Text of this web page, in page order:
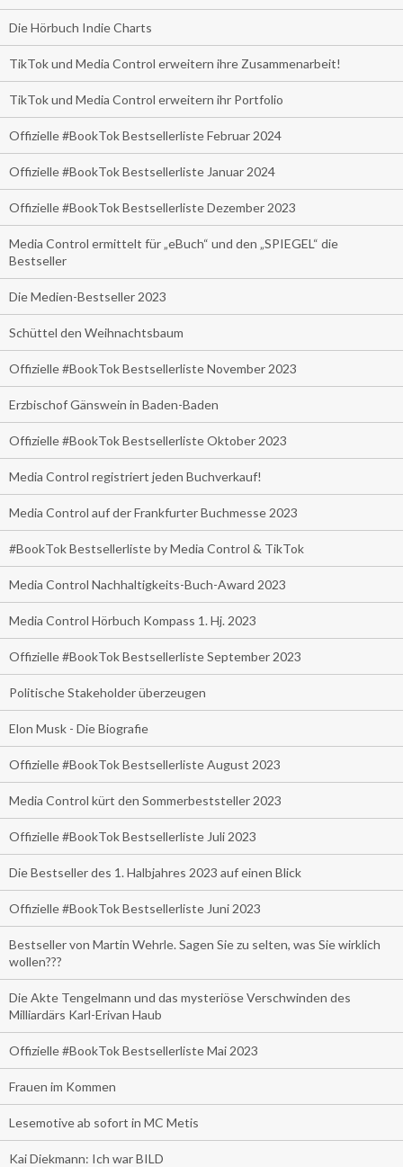
Die Hörbuch Indie Charts
TikTok und Media Control erweitern ihre Zusammenarbeit!
TikTok und Media Control erweitern ihr Portfolio
Offizielle #BookTok Bestsellerliste Februar 2024
Offizielle #BookTok Bestsellerliste Januar 2024
Offizielle #BookTok Bestsellerliste Dezember 2023
Media Control ermittelt für „eBuch“ und den „SPIEGEL“ die
Bestseller
Die Medien-Bestseller 2023
Schüttel den Weihnachtsbaum
Offizielle #BookTok Bestsellerliste November 2023
Erzbischof Gänswein in Baden-Baden
Offizielle #BookTok Bestsellerliste Oktober 2023
Media Control registriert jeden Buchverkauf!
Media Control auf der Frankfurter Buchmesse 2023
#BookTok Bestsellerliste by Media Control & TikTok
Media Control Nachhaltigkeits-Buch-Award 2023
Media Control Hörbuch Kompass 1. Hj. 2023
Offizielle #BookTok Bestsellerliste September 2023
Politische Stakeholder überzeugen
Elon Musk - Die Biografie
Offizielle #BookTok Bestsellerliste August 2023
Media Control kürt den Sommerbeststeller 2023
Offizielle #BookTok Bestsellerliste Juli 2023
Die Bestseller des 1. Halbjahres 2023 auf einen Blick
Offizielle #BookTok Bestsellerliste Juni 2023
Bestseller von Martin Wehrle. Sagen Sie zu selten, was Sie wirklich
wollen???
Die Akte Tengelmann und das mysteriöse Verschwinden des
Milliardärs Karl-Erivan Haub
Offizielle #BookTok Bestsellerliste Mai 2023
Frauen im Kommen
Lesemotive ab sofort in MC Metis
Kai Diekmann: Ich war BILD